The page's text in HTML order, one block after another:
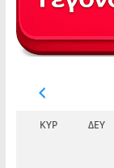
ΚΥΡ ΔΕΥ